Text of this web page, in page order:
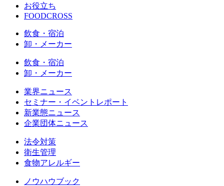
お役立ち
FOODCROSS
飲食・宿泊
卸・メーカー
飲食・宿泊
卸・メーカー
業界ニュース
セミナー・イベントレポート
新業態ニュース
企業団体ニュース
法令対策
衛生管理
食物アレルギー
ノウハウブック